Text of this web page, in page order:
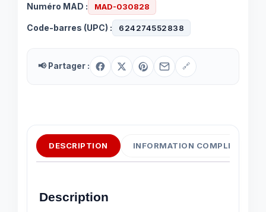
Numéro MAD : MAD-030828
Code-barres (UPC) : 624274552838
📢 Partager : 🔗
DESCRIPTION INFORMATION
Description